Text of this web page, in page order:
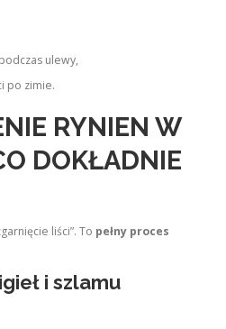
ulewy,
po zimie.
RYNIEN W
DOKŁADNIE
liści”. To pełny proces
i szlamu